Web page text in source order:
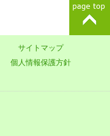
サイトマップ
個人情報保護方針